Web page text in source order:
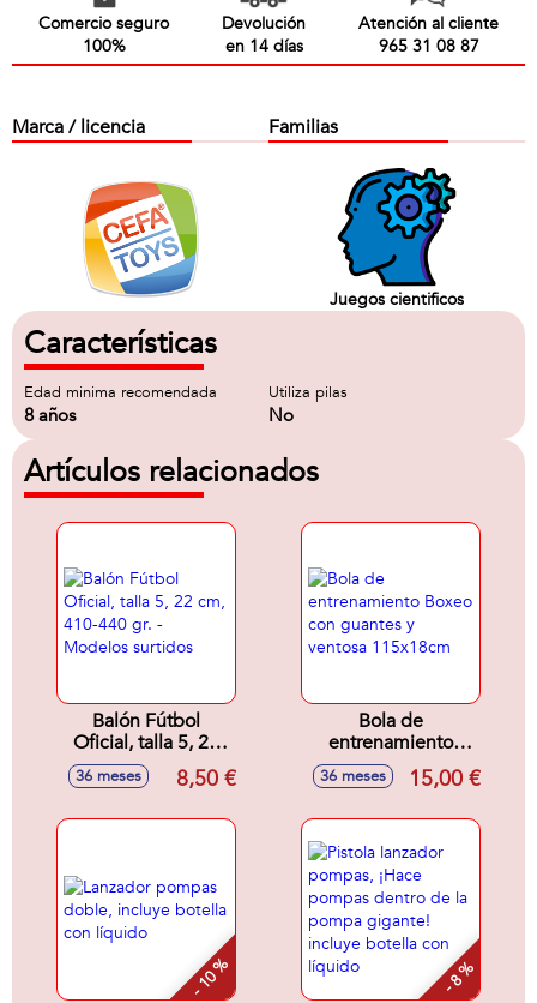
Comercio seguro
100%
Devolución
en 14 días
Atención al cliente
965 31 08 87
Marca / licencia Familias
Juegos cientificos
Características
Edad minima recomendada
8 años
Utiliza pilas
No
Artículos relacionados
Balón Fútbol
Oficial, talla 5, 22
cm, 410-440 gr. -
Modelos surtidos
36 meses 8,50 €
Bola de
entrenamiento
Boxeo con guantes
y ventosa
36 meses 15,00 €
- 10 % - 8 %